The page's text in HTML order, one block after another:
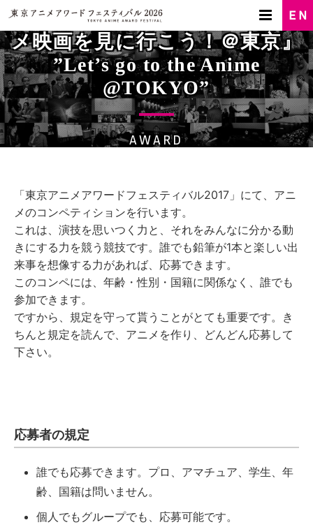
アニメコンペティション『アニ
メ映画を見に行こう！＠東京』
”Let’s go to the Anime
@TOKYO”
AWARD
「東京アニメアワードフェスティバル2017」にて、アニ
メのコンペティションを行います。
これは、演技を思いつく力と、それをみんなに分かる動
きにする力を競う競技です。誰でも鉛筆が1本と楽しい出
来事を想像する力があれば、応募できます。
このコンペには、年齢・性別・国籍に関係なく、誰でも
参加できます。
ですから、規定を守って貰うことがとても重要です。き
ちんと規定を読んで、アニメを作り、どんどん応募して
下さい。
応募者の規定
誰でも応募できます。プロ、アマチュア、学生、年
齢、国籍は問いません。
個人でもグループでも、応募可能です。